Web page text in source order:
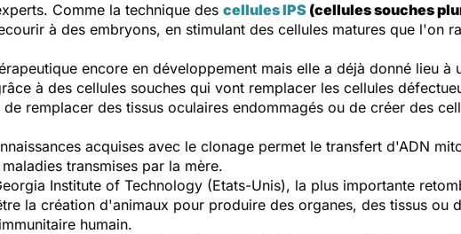
Comme la technique des cellules IPS (cellules souches
à des embryons, en stimulant des cellules matures que l'on
encore en développement mais elle a déjà donné lieu à
à des cellules souches qui vont remplacer les cellules
remplacer des tissus oculaires endommagés ou de créer des
acquises avec le clonage permet le transfert d'ADN
transmises par la mère.
Institute of Technology (Etats-Unis), la plus importante
la création d'animaux pour produire des organes, des tissus ou
humain.